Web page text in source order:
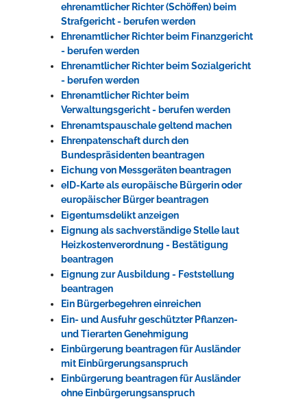
ehrenamtlicher Richter (Schöffen) beim
Strafgericht - berufen werden
Ehrenamtlicher Richter beim Finanzgericht
- berufen werden
Ehrenamtlicher Richter beim Sozialgericht
- berufen werden
Ehrenamtlicher Richter beim
Verwaltungsgericht - berufen werden
Ehrenamtspauschale geltend machen
Ehrenpatenschaft durch den
Bundespräsidenten beantragen
Eichung von Messgeräten beantragen
eID-Karte als europäische Bürgerin oder
europäischer Bürger beantragen
Eigentumsdelikt anzeigen
Eignung als sachverständige Stelle laut
Heizkostenverordnung - Bestätigung
beantragen
Eignung zur Ausbildung - Feststellung
beantragen
Ein Bürgerbegehren einreichen
Ein- und Ausfuhr geschützter Pflanzen-
und Tierarten Genehmigung
Einbürgerung beantragen für Ausländer
mit Einbürgerungsanspruch
Einbürgerung beantragen für Ausländer
ohne Einbürgerungsanspruch